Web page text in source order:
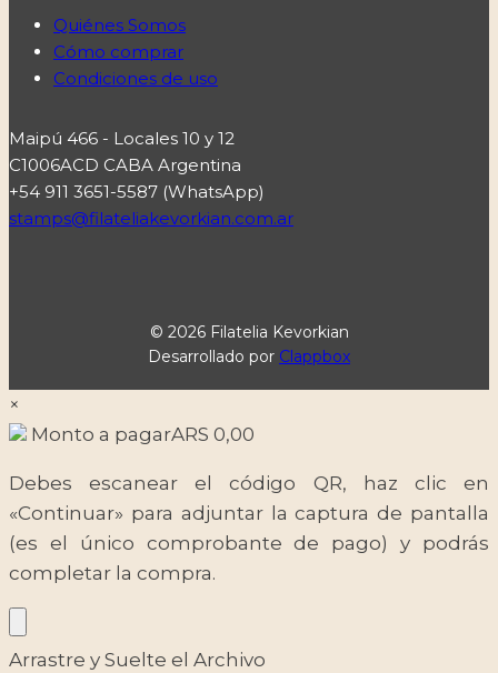
Quiénes Somos
Cómo comprar
Condiciones de uso
Maipú 466 - Locales 10 y 12
C1006ACD CABA Argentina
+54 911 3651-5587 (WhatsApp)
stamps@filateliakevorkian.com.ar
© 2026 Filatelia Kevorkian
Desarrollado por Clappbox
×
Monto a pagarARS 0,00
Debes escanear el código QR, haz clic en
«Continuar» para adjuntar la captura de pantalla
(es el único comprobante de pago) y podrás
completar la compra.
Arrastre y Suelte el Archivo